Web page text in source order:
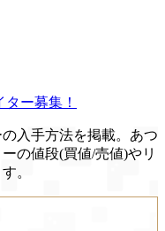
ー募集！
入手方法を掲載。あつ
の値段(買値/売値)やリ
。